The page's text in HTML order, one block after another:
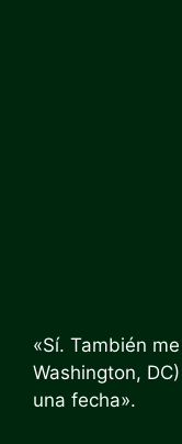
«Sí. También
Washington,
una fecha».